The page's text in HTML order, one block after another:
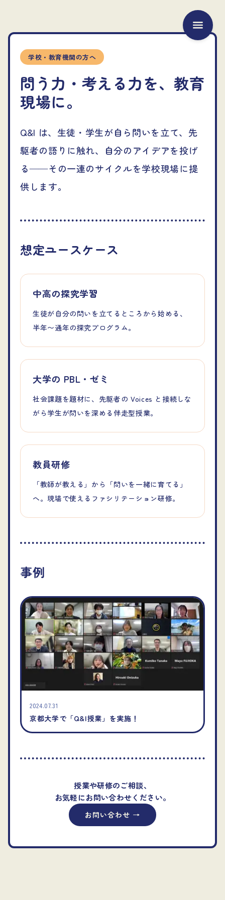
メニュ
学校・教育機関の方へ
問う力・考える力を、教育
現場に。
Q&I は、生徒・学生が自ら問いを立て、先
駆者の語りに触れ、自分のアイデアを投げ
る——その一連のサイクルを学校現場に提
供します。
想定ユースケース
中高の探究学習
生徒が自分の問いを立てるところから始める、
半年〜通年の探究プログラム。
大学の PBL・ゼミ
社会課題を題材に、先駆者の Voices と接続しな
がら学生が問いを深める伴走型授業。
教員研修
「教師が教える」から「問いを一緒に育てる」
へ。現場で使えるファシリテーション研修。
事例
2024.07.31
京都大学で「Q&I授業」を実施！
授業や研修のご相談、
お気軽にお問い合わせください。
お問い合わせ →